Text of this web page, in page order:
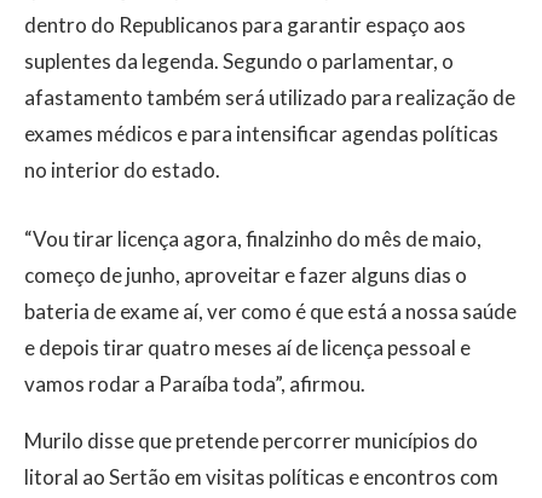
dentro do Republicanos para garantir espaço aos
suplentes da legenda. Segundo o parlamentar, o
afastamento também será utilizado para realização de
exames médicos e para intensificar agendas políticas
no interior do estado.
“Vou tirar licença agora, finalzinho do mês de maio,
começo de junho, aproveitar e fazer alguns dias o
bateria de exame aí, ver como é que está a nossa saúde
e depois tirar quatro meses aí de licença pessoal e
vamos rodar a Paraíba toda”, afirmou.
Murilo disse que pretende percorrer municípios do
litoral ao Sertão em visitas políticas e encontros com